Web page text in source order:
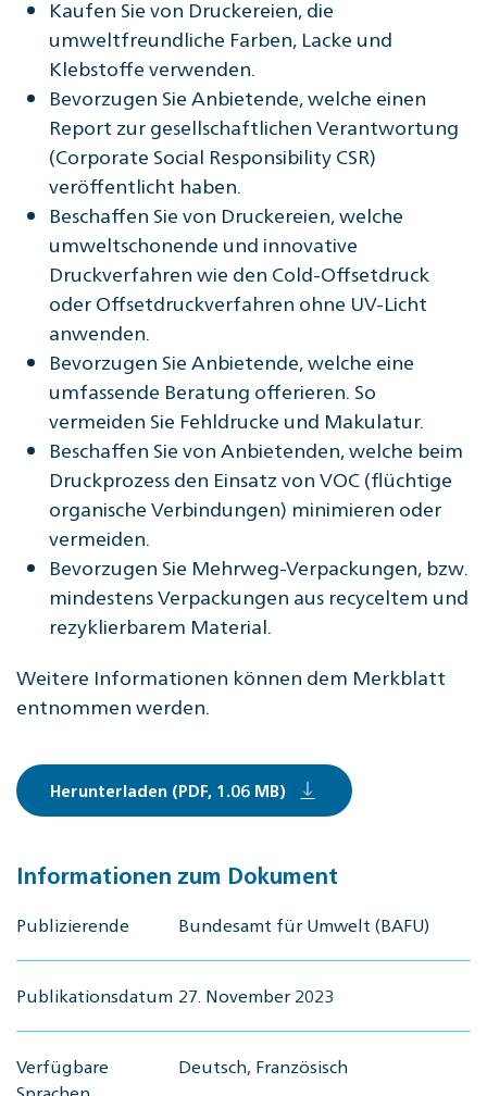
Kaufen Sie von Druckereien, die
umweltfreundliche Farben, Lacke und
Klebstoffe verwenden.
Bevorzugen Sie Anbietende, welche einen
Report zur gesellschaftlichen Verantwortung
(Corporate Social Responsibility CSR)
veröffentlicht haben.
Beschaffen Sie von Druckereien, welche
umweltschonende und innovative
Druckverfahren wie den Cold-Offsetdruck
oder Offsetdruckverfahren ohne UV-Licht
anwenden.
Bevorzugen Sie Anbietende, welche eine
umfassende Beratung offerieren. So
vermeiden Sie Fehldrucke und Makulatur.
Beschaffen Sie von Anbietenden, welche beim
Druckprozess den Einsatz von VOC (flüchtige
organische Verbindungen) minimieren oder
vermeiden.
Bevorzugen Sie Mehrweg-Verpackungen, bzw.
mindestens Verpackungen aus recyceltem und
rezyklierbarem Material.
Weitere Informationen können dem Merkblatt
entnommen werden.
Herunterladen (PDF, 1.06 MB)
Informationen zum Dokument
Publizierende Bundesamt für Umwelt (BAFU)
Publikationsdatum 27. November 2023
Verfügbare
Deutsch, Französisch